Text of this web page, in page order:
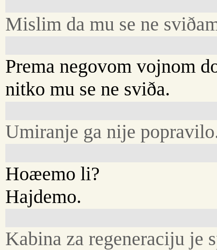
Mislim da mu se ne
Prema negovom vojnom
nitko mu se ne sviða.
Umiranje ga nije
Hoæemo li?
Hajdemo.
Kabina za regeneraciju je